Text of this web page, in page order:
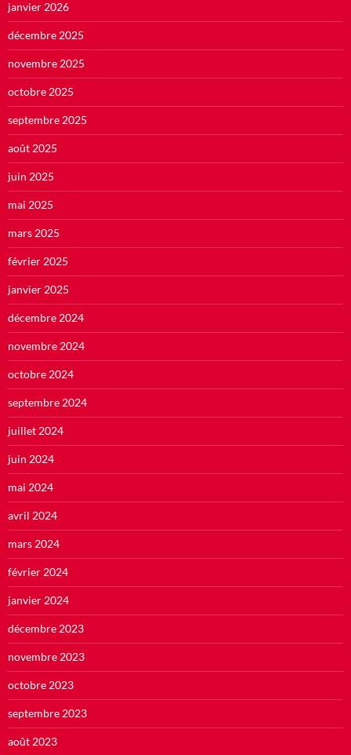
janvier 2026
décembre 2025
novembre 2025
octobre 2025
septembre 2025
août 2025
juin 2025
mai 2025
mars 2025
février 2025
janvier 2025
décembre 2024
novembre 2024
octobre 2024
septembre 2024
juillet 2024
juin 2024
mai 2024
avril 2024
mars 2024
février 2024
janvier 2024
décembre 2023
novembre 2023
octobre 2023
septembre 2023
août 2023